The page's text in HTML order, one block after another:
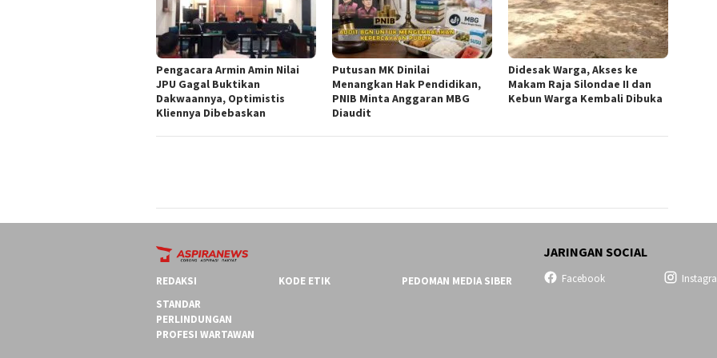
‎Pengacara Armin Amin Nilai
JPU Gagal Buktikan
Dakwaannya, Optimistis
Kliennya Dibebaskan
Putusan MK Dinilai
Menangkan Hak Pendidikan,
PNIB Minta Anggaran MBG
Diaudit
Didesak Warga, Akses ke
Makam Raja Silondae II dan
Kebun Warga Kembali Dibuka
REDAKSI KODE ETIK
PEDOMAN MEDIA SIBER
STANDAR
PERLINDUNGAN
PROFESI WARTAWAN
JARINGAN SOCIAL
Facebook